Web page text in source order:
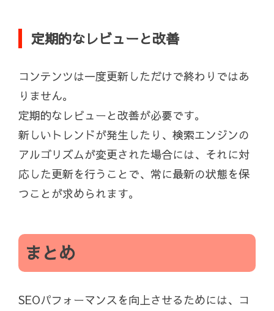
定期的なレビューと改善
コンテンツは一度更新しただけで終わりではあ
りません。
定期的なレビューと改善が必要です。
新しいトレンドが発生したり、検索エンジンの
アルゴリズムが変更された場合には、それに対
応した更新を行うことで、常に最新の状態を保
つことが求められます。
まとめ
SEOパフォーマンスを向上させるためには、コ